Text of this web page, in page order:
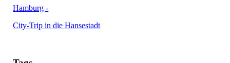
Hamburg-
City-Trip in die Hansestadt